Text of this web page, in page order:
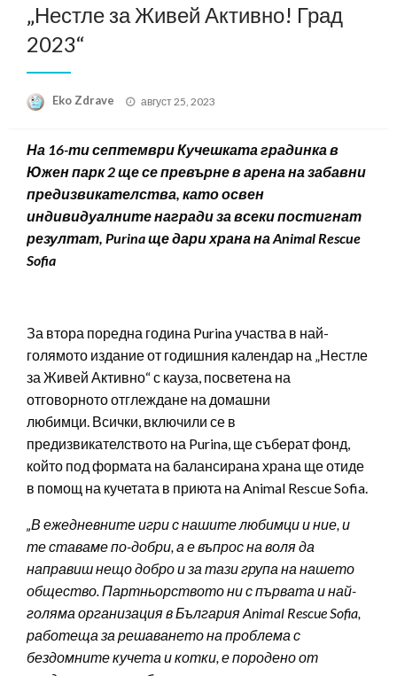
„Нестле за Живей Активно! Град
2023“
Eko Zdrave
Posted
август 25, 2023
На 16-ти септември Кучешката градинка в
Южен парк 2 ще се превърне в арена на забавни
предизвикателства, като освен
индивидуалните награди за всеки постигнат
резултат, Purinaще дари храна наAnimal Rescue
Sofia
За втора поредна година Purina участва в най-
голямото издание от годишния календар на „Нестле
за Живей Активно“ с кауза, посветена на
отговорното отглеждане на домашни
любимци. Всички, включили се в
предизвикателството на Purina, ще съберат фонд,
който под формата на балансирана храна ще отиде
в помощ на кучетата в приюта на Animal Rescue Sofia.
„В ежедневните игри с нашите любимци и ние, и
те ставаме по-добри, а е въпрос на воля да
направиш нещо добро и за тази група на нашето
общество. Партньорството ни с първата и най-
голяма организация в БългарияAnimal Rescue Sofia,
работеща за решаването на проблема с
бездомните кучета и котки, е породено от